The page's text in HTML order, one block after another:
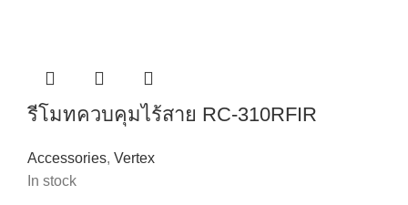
รีโมทควบคุมไร้สาย RC-310RFIR
Accessories, Vertex
In stock